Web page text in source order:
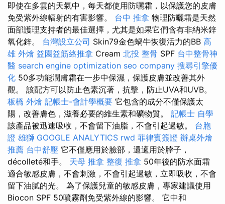
即使在多雲的天氣中，每天都使用防曬霜，以保護您的皮膚
免受紫外線輻射的有害影響。 台中 推拿 物理防曬霜是天然
面部護理支持者的最佳選擇，尤其是如果它們含有非納米鋅
氧化鋅。 台灣設立公司 Skin79金色蝸牛恢復活力的BB 高
雄 外燴 益園益筋絡推拿 Cream 北投 整骨 SPF 台中整骨神
醫 search engine optimization seo company 搜尋引擎優
化 50多功能潤膚霜在一步中保濕，保護皮膚並改善其外
觀。 該配方可以防止色素沉著，抗擊，防止UVA和UVB。
板橋 外燴 記帳士-會計學概要 它包含的成分不僅保護太
陽，改善膚色，滋養必要的維生素和礦物質。 記帳士 自學
該產品被迅速吸收，不會留下油脂，不會引起過敏。 台胞
證 雄獅 GOOGLE ANALYTICS rwd 菲律賓簽證 辦桌外燴
推薦 台中舒壓 它不僅應用於臉部，還適用於脖子，
décolleté和手。 天母 推拿 整復 推拿 50年後的防水面霜
適合敏感皮膚，不會刺激，不會引起過敏，立即吸收，不會
留下油膩的光。 為了保護兒童的敏感皮膚，專家建議使用
Biocon SPF 50噴霧劑免受紫外線的影響。 它中和